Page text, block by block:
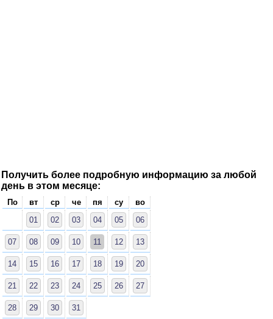
Получить более подробную информацию за любой
день в этом месяце:
По вт ср че пя су
во
01
02 03 04 05 06
07 08 09 10 11 12 13
14 15 16 17 18 19 20
21 22 23 24 25 26 27
28 29 30 31